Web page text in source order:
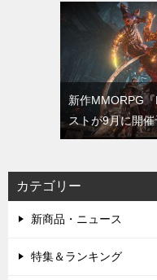
新作MMORPG
ストが9月に開
カテゴリー
新商品・ニュース
特集＆ランキング